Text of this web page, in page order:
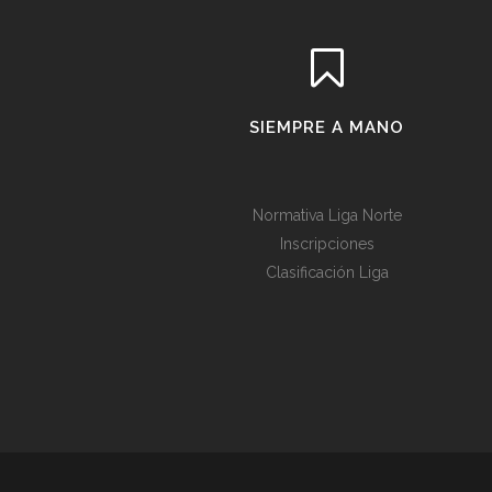
SIEMPRE A MANO
Normativa Liga Norte
Inscripciones
Clasificación Liga